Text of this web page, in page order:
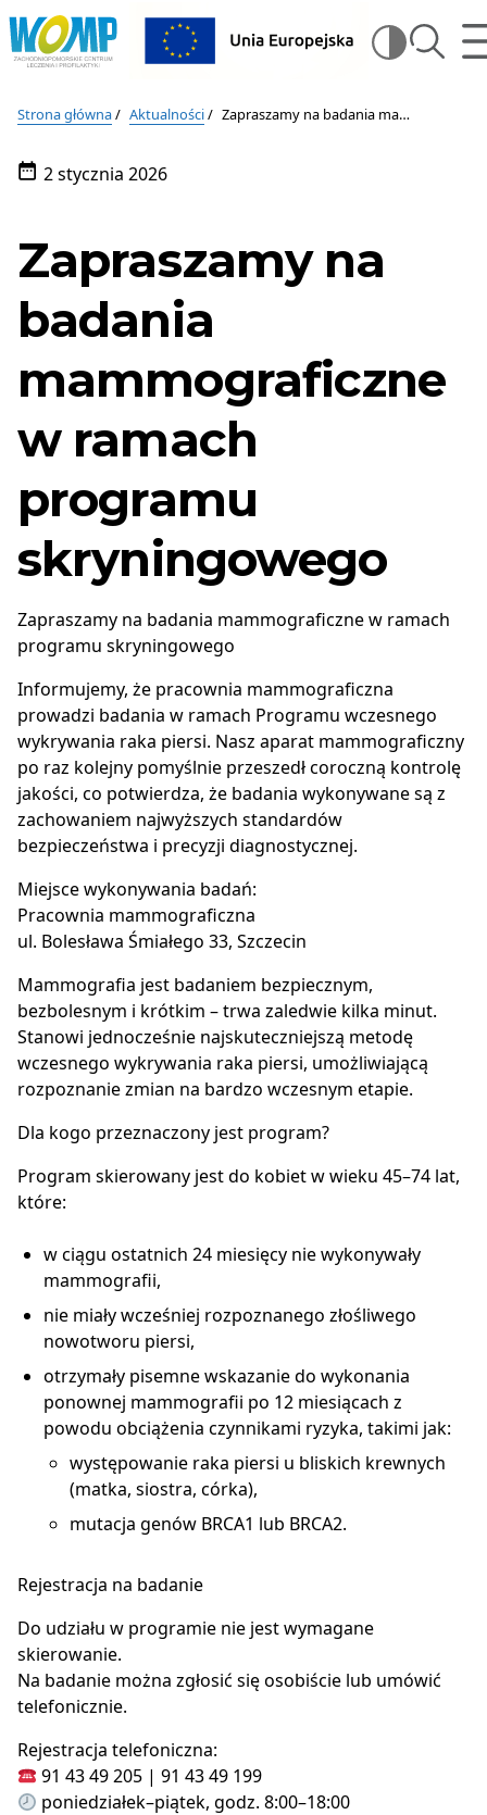
Wojewódzki
Ośrodek
Pracy
Zachodniopomorskie
Centrum
Leczenia
Wojewódzki
Ośrodek
Medycyny
Zachodniopomorskie
Leczenia
w
Szczecinie
szukaj
Strona główna Aktualności Zapraszamy na badania mammograficzne w ramach programu skryningowego
Data2 stycznia 2026
Zapraszamy na
badania
mammograficzne
w ramach
programu
skryningowego
Zapraszamy na badania mammograficzne w ramach
programu skryningowego
Informujemy, że pracownia mammograficzna
prowadzi badania w ramach Programu wczesnego
wykrywania raka piersi. Nasz aparat mammograficzny
po raz kolejny pomyślnie przeszedł coroczną kontrolę
jakości, co potwierdza, że badania wykonywane są z
zachowaniem najwyższych standardów
bezpieczeństwa i precyzji diagnostycznej.
Miejsce wykonywania badań:
Pracownia mammograficzna
ul. Bolesława Śmiałego 33, Szczecin
Mammografia jest badaniem bezpiecznym,
bezbolesnym i krótkim – trwa zaledwie kilka minut.
Stanowi jednocześnie najskuteczniejszą metodę
wczesnego wykrywania raka piersi, umożliwiającą
rozpoznanie zmian na bardzo wczesnym etapie.
Dla kogo przeznaczony jest program?
Program skierowany jest do kobiet w wieku 45–74 lat,
które:
w ciągu ostatnich 24 miesięcy nie wykonywały
mammografii,
nie miały wcześniej rozpoznanego złośliwego
nowotworu piersi,
otrzymały pisemne wskazanie do wykonania
ponownej mammografii po 12 miesiącach z
powodu obciążenia czynnikami ryzyka, takimi jak:
występowanie raka piersi u bliskich krewnych
(matka, siostra, córka),
mutacja genów BRCA1 lub BRCA2.
Rejestracja na badanie
Do udziału w programie nie jest wymagane
skierowanie.
Na badanie można zgłosić się osobiście lub umówić
telefonicznie.
Rejestracja telefoniczna:
91 43 49 205 | 91 43 49 199
poniedziałek–piątek, godz. 8:00–18:00